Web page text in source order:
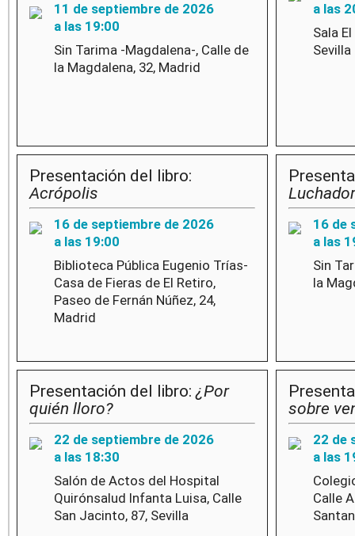
11 de septiembre de 2026
a las 19:00
Sin Tarima -Magdalena-, Calle de
la Magdalena, 32, Madrid
a las
Sala
Sevilla
Presentación del libro:
Acrópolis
16 de septiembre de 2026
a las 19:00
Biblioteca Pública Eugenio Trías-
Casa de Fieras de El Retiro,
Paseo de Fernán Núñez, 24,
Madrid
16 de
a las
Sin
la
Presentación del libro:¿Por
quién lloro?
22 de septiembre de 2026
a las 18:30
Salón de Actos del Hospital
Quirónsalud Infanta Luisa, Calle
San Jacinto, 87, Sevilla
sobre
22 de
a las
Calle